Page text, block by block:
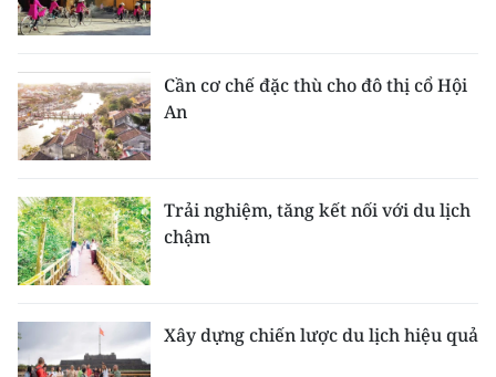
MÔI TRƯỜNG
BẠN ĐỌC
KIỂM CHỨNG THÔNG TIN
54 DÂN TỘC VIỆT NAM
CHƯƠNG TRÌNH OCOP - MỖI XÃ
MỘT SẢN PHẨM
Cần cơ chế đặc thù cho đô thị cổ Hội
An
Trải nghiệm, tăng kết nối với du lịch
chậm
Xây dựng chiến lược du lịch hiệu quả